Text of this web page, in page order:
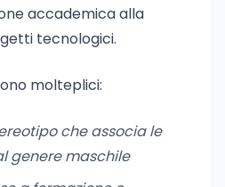
accademica alla
tecnologici.
molteplici:
che associa le
genere maschile